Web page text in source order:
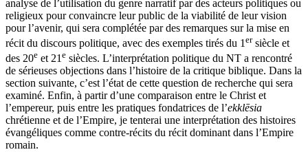
analyse de l’utilisation du genre narratif par des acteurs politiques ou
religieux pour convaincre leur public de la viabilité de leur vision
pour l’avenir, qui sera complétée par des remarques sur la mise en
récit du discours politique, avec des exemples tirés du 1 ersiècle et
des 20e et 21 e siècles. L’interprétation politique du NT a rencontré
de sérieuses objections dans l’histoire de la critique biblique. Dans la
section suivante, c’est l’état de cette question de recherche qui sera
examiné. Enfin, à partir d’une comparaison entre le Christ et
l’empereur, puis entre les pratiques fondatrices de l’ekklēsia
chrétienne et de l’Empire, je tenterai une interprétation des histoires
évangéliques comme contre-récits du récit dominant dans l’Empire
romain.